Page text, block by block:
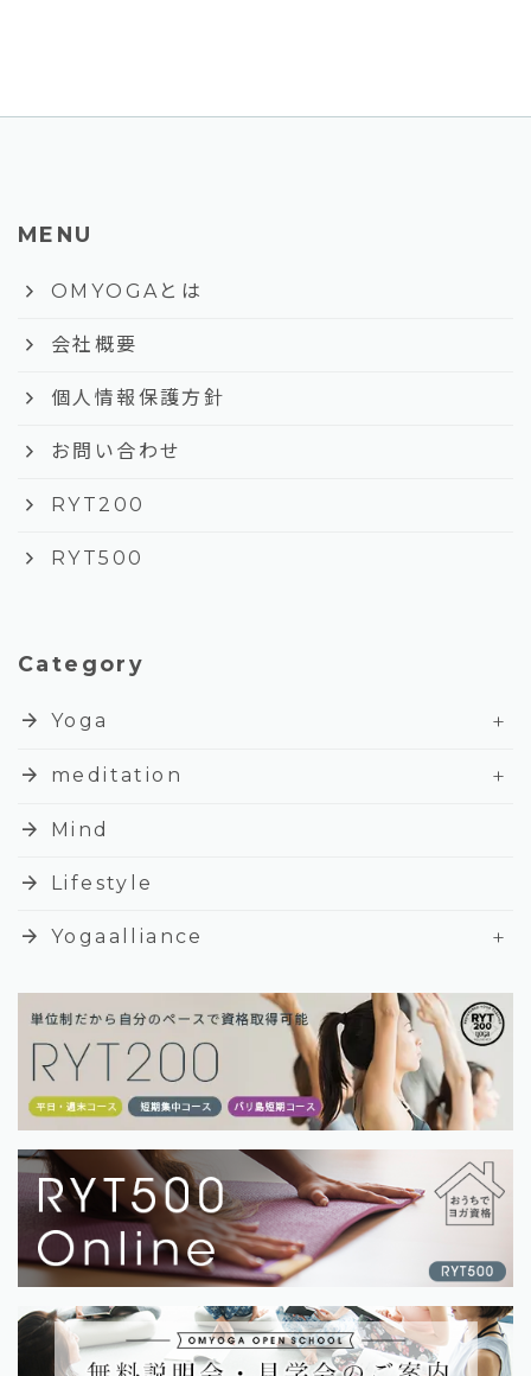
MENU
keyboard_arrow_right OMYOGAとは
keyboard_arrow_right 会社概要
keyboard_arrow_right 個人情報保護方針
keyboard_arrow_right お問い合わせ
keyboard_arrow_right RYT200
keyboard_arrow_right RYT500
Category
arrow_forward Yoga
+
arrow_forward
meditation
+
arrow_forward
Mind
arrow_forward Lifestyle
arrow_forward Yogaalliance +